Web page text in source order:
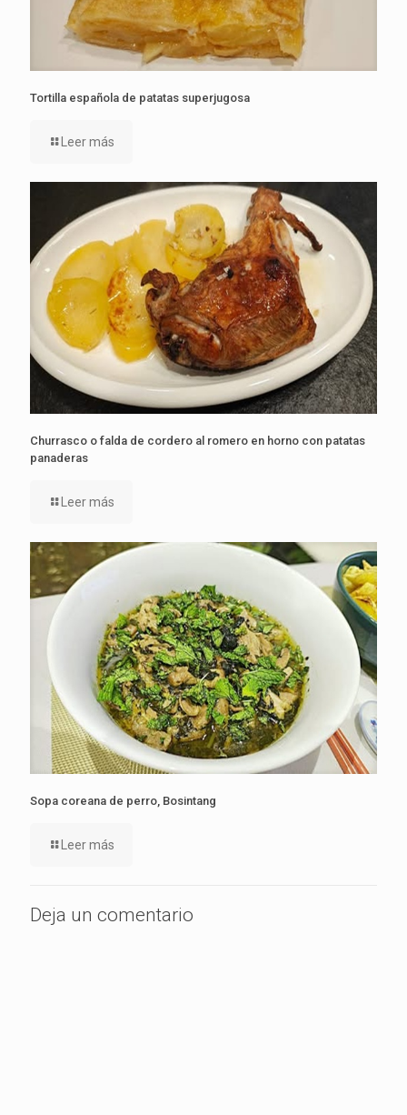
Tortilla española de patatas superjugosa
Leer más
Churrasco o falda de cordero al romero en horno con patatas
panaderas
Leer más
Sopa coreana de perro, Bosintang
Leer más
Deja un comentario